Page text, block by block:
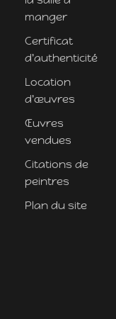
manger
Certificat
d'authenticité
Location
d'œuvres
Œuvres
vendues
Citations de
peintres
Plan du site